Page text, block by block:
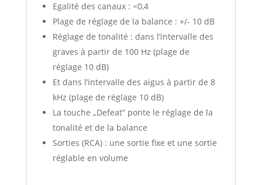
Egalité des canaux : <0,4
Plage de réglage de la balance : +/- 10 dB
Réglage de tonalité : dans l’intervalle des
graves à partir de 100 Hz (plage de
réglage 10 dB)
Et dans l’intervalle des aigus à partir de 8
kHz (plage de réglage 10 dB)
La touche „Defeat“ ponte le réglage de la
tonalité et de la balance
Sorties (RCA) : une sortie fixe et une sortie
réglable en volume